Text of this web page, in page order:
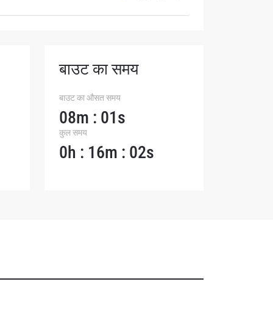
बाउट का समय
बाउट का औसत समय
08m : 01s
कुल समय
0h : 16m : 02s